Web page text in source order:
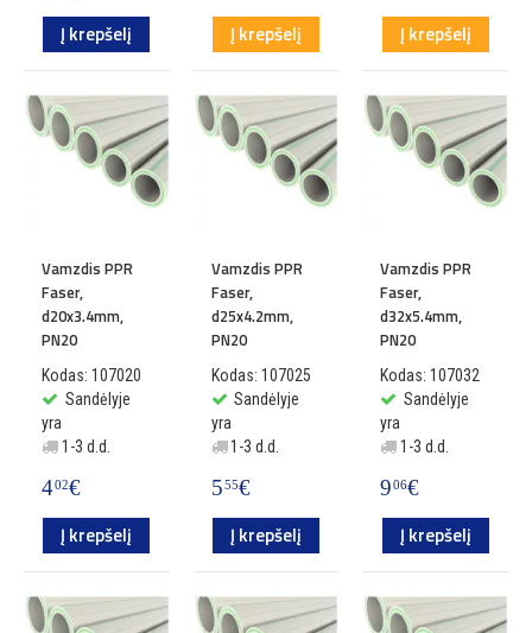
Į krepšelį Į krepšelį Į krepšelį
Vamzdis PPR
Faser,
d20x3.4mm,
PN20
Kodas: 107020
Sandėlyje
yra
1-3 d.d.
402€
Į krepšelį
Vamzdis PPR
Faser,
d25x4.2mm,
PN20
Kodas: 107025
Sandėlyje
yra
1-3 d.d.
555€
Į krepšelį
Vamzdis PPR
Faser,
d32x5.4mm,
PN20
Kodas: 107032
Sandėlyje
yra
1-3 d.d.
906€
Į krepšelį